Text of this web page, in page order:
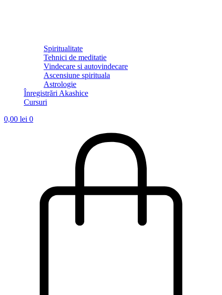
Spiritualitate
Tehnici de meditatie
Vindecare si autovindecare
Ascensiune spirituala
Astrologie
Înregistrări Akashice
Cursuri
0,00 lei 0